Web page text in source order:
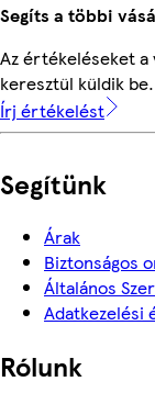
Segíts a többi
Az értékeléseket a
keresztül küldik
Írj értékelést
Segítünk
Árak
Biztonságos
Általános
Adatkezelési
Rólunk